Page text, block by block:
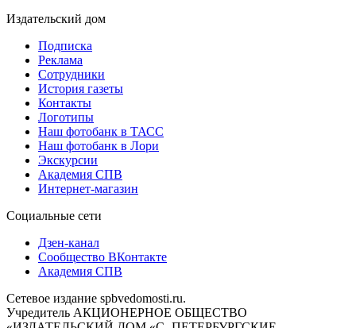
Издательский дом
Подписка
Реклама
Сотрудники
История газеты
Контакты
Логотипы
Наш фотобанк в ТАСС
Наш фотобанк в Лори
Экскурсии
Академия СПВ
Интернет-магазин
Социальные сети
Дзен-канал
Сообщество ВКонтакте
Академия СПВ
Сетевое издание spbvedomosti.ru.
Учредитель АКЦИОНЕРНОЕ ОБЩЕСТВО